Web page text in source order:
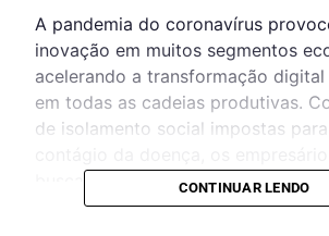
A pandemia do coronavírus
inovação em muitos segmentos
acelerando a transformação
em todas as cadeias produtivas.
de isolamento social impostas
buscar soluções inovadoras para
contato com os clientes e oferecer
CONTINUAR LENDO